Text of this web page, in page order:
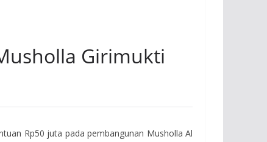
Girimukti
Rp50 juta pada pembangunan Musholla Al